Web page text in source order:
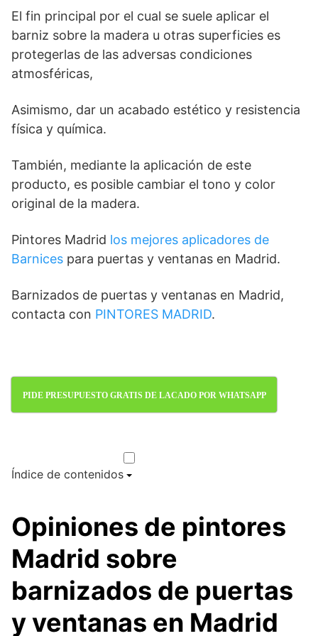
El fin principal por el cual se suele aplicar el
barniz sobre la madera u otras superficies es
protegerlas de las adversas condiciones
atmosféricas,
Asimismo, dar un acabado estético y resistencia
física y química.
También, mediante la aplicación de este
producto, es posible cambiar el tono y color
original de la madera.
Pintores Madrid los mejores aplicadores de
Barnices para puertas y ventanas en Madrid.
Barnizados de puertas y ventanas en Madrid,
contacta con PINTORES MADRID.
PIDE PRESUPUESTO GRATIS DE LACADO POR WHATSAPP
Índice de contenidos
Opiniones de pintores
Madrid sobre
barnizados de puertas
y ventanas en Madrid